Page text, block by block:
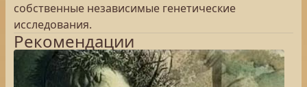
собственные независимые генетические
исследования.
Рекомендации